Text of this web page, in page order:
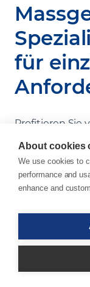
für
Profitieren Sie
vielseitigen
Unser
Spezialitäten-
Wissen über
Eigenschaften
die Stärken
About cookies
We use cookies to
performance and
enhance and